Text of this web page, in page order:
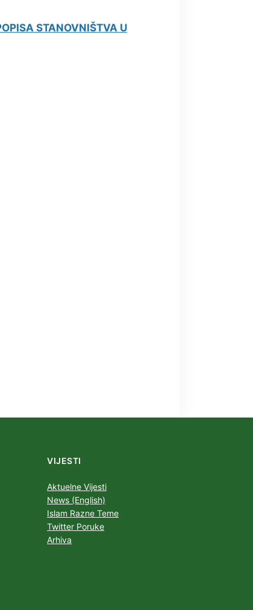
STANOVNIŠTVA U
VIJESTI
Aktuelne Vijesti
News (English)
Islam Razne Teme
Twitter Poruke
Arhiva